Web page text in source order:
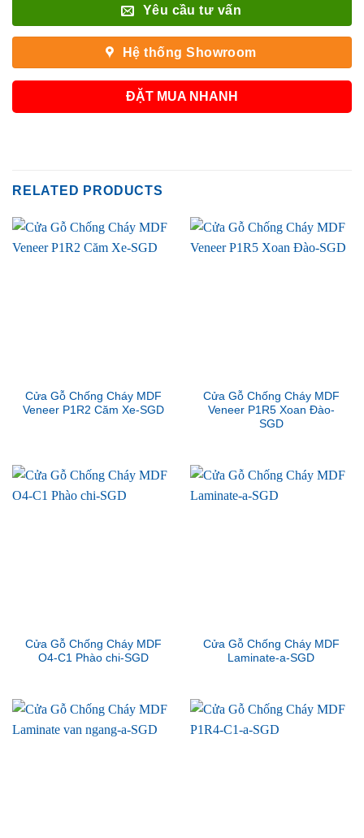
Yêu cầu tư vấn
Hệ thống Showroom
ĐẶT MUA NHANH
RELATED PRODUCTS
Cửa Gỗ Chống Cháy MDF
Veneer P1R2 Căm Xe-SGD
Cửa Gỗ Chống Cháy MDF
Veneer P1R5 Xoan Đào-
SGD
Cửa Gỗ Chống Cháy MDF
O4-C1 Phào chi-SGD
Cửa Gỗ Chống Cháy MDF
Laminate-a-SGD